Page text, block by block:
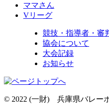
ママさん
Vリーグ
競技・指導者・審
協会について
大会記録
お知らせ
© 2022 (一財) 兵庫県バレー